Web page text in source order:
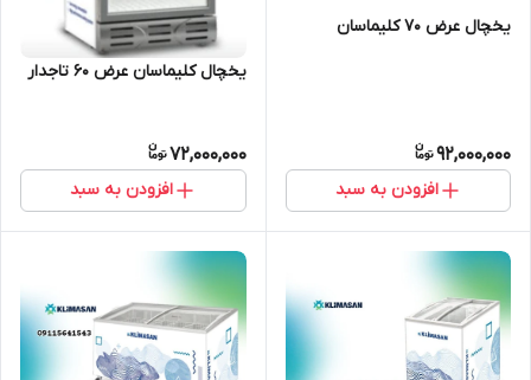
یخچال عرض ۷۰ کلیماسان
92,000,000
افزودن به سبد
یخچال کلیماسان عرض ۶۰ تاجدار
72,000,000
افزودن به سبد